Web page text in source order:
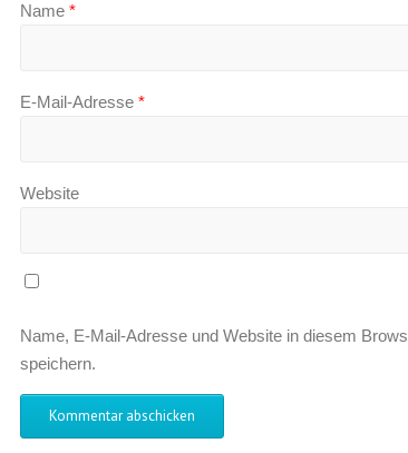
Name *
E-Mail-Adresse *
Website
Name, E-Mail-Adresse und Website in diesem
speichern.